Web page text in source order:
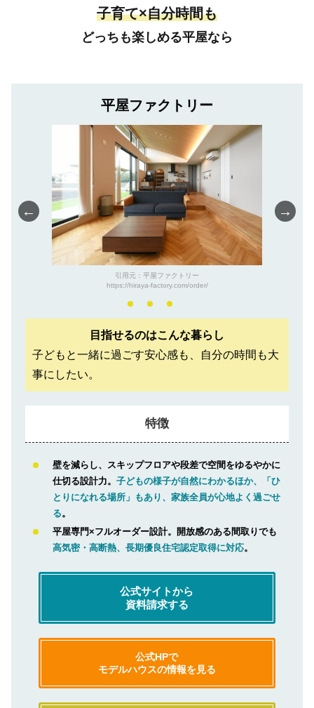
子育て×自分時間も
どっちも楽しめる平屋なら
平屋ファクトリー
←
引用元：平屋ファクトリー
https://hiraya-factory.com/order/
→
目指せるのはこんな暮らし
子どもと一緒に過ごす安心感も、自分の時間も大
事にしたい。
特徴
壁を減らし、スキップフロアや段差で空間をゆるやかに
仕切る設計力。子どもの様子が自然にわかるほか、「ひ
とりになれる場所」もあり、家族全員が心地よく過ごせ
る。
平屋専門×フルオーダー設計。開放感のある間取りでも
高気密・高断熱、長期優良住宅認定取得に対応。
公式サイトから
資料請求する
公式HPで
モデルハウスの情報を見る